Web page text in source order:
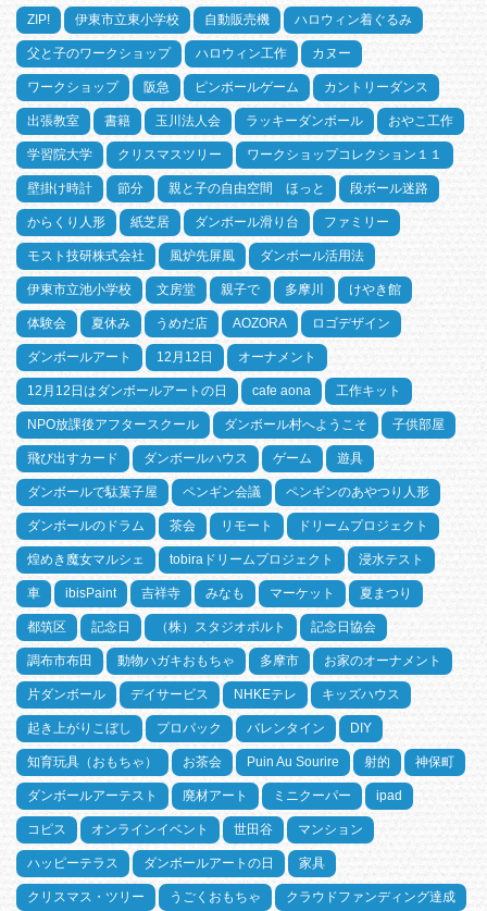
ZIP! 伊東市立東小学校 自動販売機 ハロウィン着ぐるみ
父と子のワークショップ ハロウィン工作 カヌー
ワークショップ 阪急 ピンボールゲーム カントリーダンス
出張教室 書籍 玉川法人会 ラッキーダンボール おやこ工作
学習院大学 クリスマスツリー ワークショップコレクション１１
壁掛け時計 節分 親と子の自由空間 ほっと 段ボール迷路
からくり人形 紙芝居 ダンボール滑り台 ファミリー
モスト技研株式会社 風炉先屏風 ダンボール活用法
伊東市立池小学校 文房堂 親子で 多摩川 けやき館
体験会 夏休み うめだ店 AOZORA ロゴデザイン
ダンボールアート 12月12日 オーナメント
12月12日はダンボールアートの日 cafe aona 工作キット
NPO放課後アフタースクール ダンボール村へようこそ 子供部屋
飛び出すカード ダンボールハウス ゲーム 遊具
ダンボールで駄菓子屋 ペンギン会議 ペンギンのあやつり人形
ダンボールのドラム 茶会 リモート ドリームプロジェクト
煌めき魔女マルシェ tobiraドリームプロジェクト 浸水テスト
車 ibisPaint 吉祥寺 みなも マーケット 夏まつり
都筑区 記念日 （株）スタジオポルト 記念日協会
調布市布田 動物ハガキおもちゃ 多摩市 お家のオーナメント
片ダンボール デイサービス NHKEテレ キッズハウス
起き上がりこぼし プロパック バレンタイン DIY
知育玩具（おもちゃ） お茶会 Puin Au Sourire 射的 神保町
ダンボールアーテスト 廃材アート ミニクーパー ipad
コピス オンラインイベント 世田谷 マンション
ハッピーテラス ダンボールアートの日 家具
クリスマス・ツリー うごくおもちゃ クラウドファンディング達成